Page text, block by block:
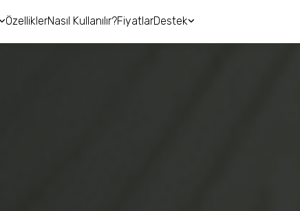
ÖzelliklerNasıl Kullanılır?FiyatlarDestek